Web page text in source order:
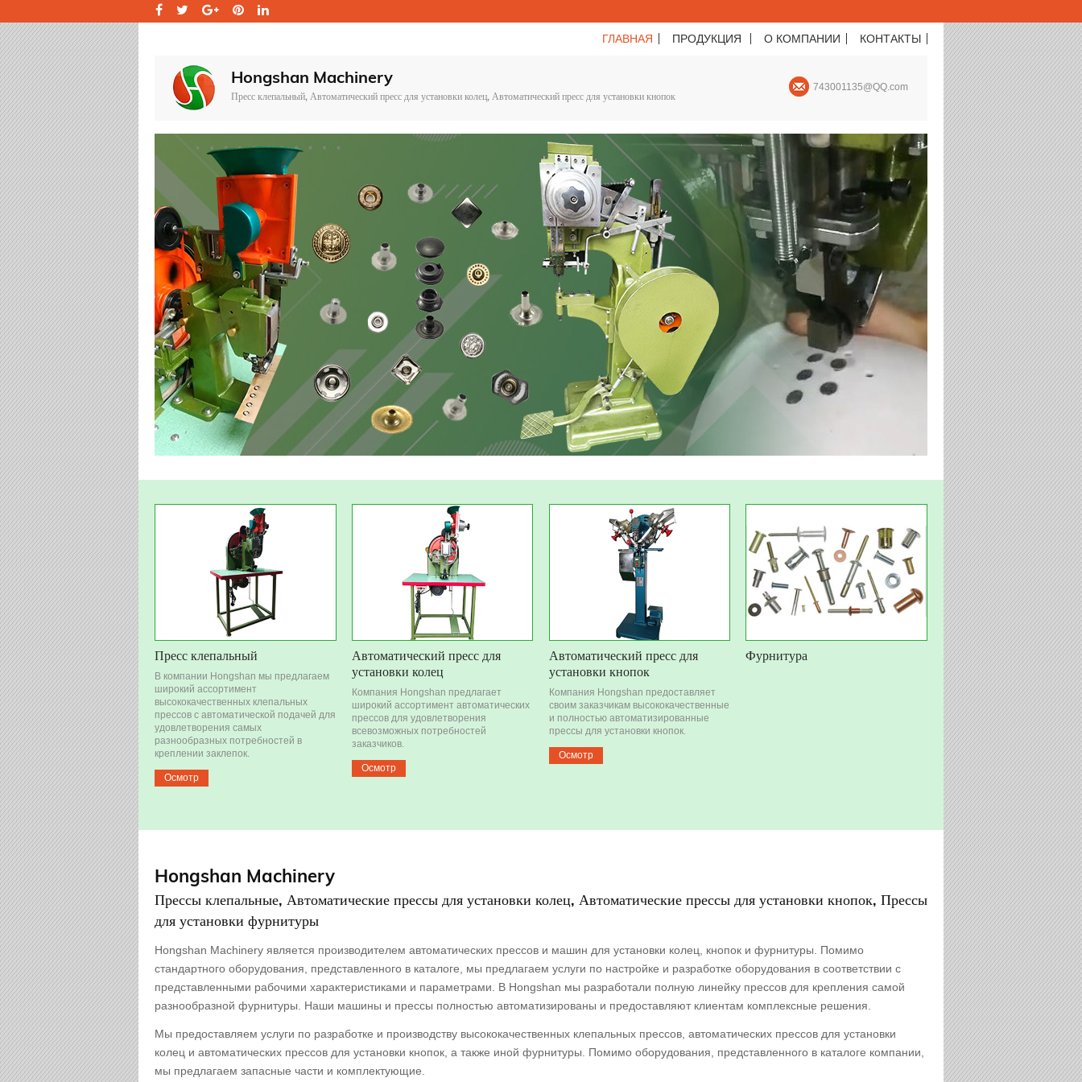
ГЛАВНАЯ ПРОДУКЦИЯ О КОМПАНИИ КОНТАКТЫ
Hongshan Machinery
Пресс клепальный, Автоматический пресс для установки колец, Автоматический пресс для установки кнопок
743001135@QQ.com
Пресс клепальный
В компании Hongshan мы предлагаем
широкий ассортимент
высококачественных клепальных
прессов с автоматической подачей для
удовлетворения самых
разнообразных потребностей в
креплении заклепок.
Осмотр
Автоматический пресс для
установки колец
Компания Hongshan предлагает
широкий ассортимент автоматических
прессов для удовлетворения
всевозможных потребностей
заказчиков.
Осмотр
Автоматический пресс для
установки кнопок
Компания Hongshan предоставляет
своим заказчикам высококачественные
и полностью автоматизированные
прессы для установки кнопок.
Осмотр
Фурнитура
Hongshan Machinery
Прессы клепальные, Автоматические прессы для установки колец, Автоматические прессы для установки кнопок, Прессы
для установки фурнитуры
Hongshan Machinery является производителем автоматических прессов и машин для установки колец, кнопок и фурнитуры. Помимо
стандартного оборудования, представленного в каталоге, мы предлагаем услуги по настройке и разработке оборудования в соответствии с
представленными рабочими характеристиками и параметрами. В Hongshan мы разработали полную линейку прессов для крепления самой
разнообразной фурнитуры. Наши машины и прессы полностью автоматизированы и предоставляют клиентам комплексные решения.
Мы предоставляем услуги по разработке и производству высококачественных клепальных прессов, автоматических прессов для установки
колец и автоматических прессов для установки кнопок, а также иной фурнитуры. Помимо оборудования, представленного в каталоге компании,
мы предлагаем запасные части и комплектующие.